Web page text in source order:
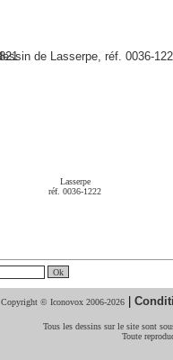
Lasserpe
réf. 0036-1222
Copyright © Iconovox 2006-2026 |
Tous les dessins sur le site sont
Toute